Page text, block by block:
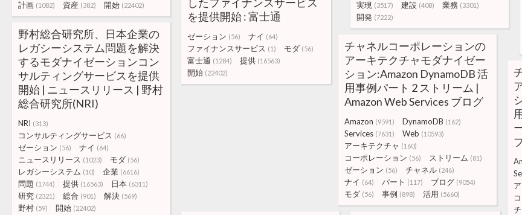
実現 (3517) 建設 (408) 業務 (3301)
開発 (7222)
計画 (1082) 資産 (382) 開始 (22402)
を提供開始 : 富士通
ゼーション (56) ナイ (64)
ファイナンスサービス (1) モダ (56)
富士通 (1284) 提供 (16563)
開始 (22402)
野村総合研究所、日本企業の
レガシーシステム問題を解決
するモダナイゼーションコン
サルティングサービスを提供
開始 | ニュースリリース | 野村
総合研究所(NRI)
NRI (313)
コンサルティングサービス (66)
ゼーション (56) ナイ (64)
ニュースリリース (1023) モダ (56)
レガシーシステム (10) 企業 (6616)
問題 (1744) 提供 (16563) 日本 (6311)
研究 (2321) 総合 (901) 解決 (569)
野村 (59) 開始 (22402)
チャネルコーポレーションの
アーキテクチャモダナイゼー
ション:Amazon DynamoDB 活
用事例パート 2 ストリーム |
Amazon Web Services ブログ
Amazon (9591) DynamoDB (162)
Services (7631) Web (10593)
アーキテクチャ (160)
コーポレーション (56) ストリーム (81)
ゼーション (56) チャネル (246)
ナイ (64) パート (117) ブログ (9054)
モダ (56) 事例 (898) 活用 (5660)